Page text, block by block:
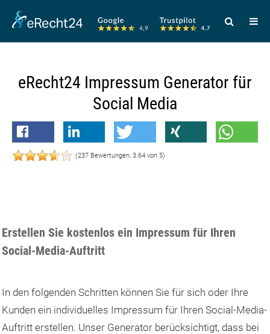
Verwende
Pfeile
oben
um
das
die
zu
eRecht24 Impressum Generator für
Social Media
(237 Bewertungen, 3.64 von 5)
Erstellen Sie kostenlos ein Impressum für Ihren
Social-Media-Auftritt
In den folgenden Schritten können Sie für sich oder Ihre
Kunden ein individuelles Impressum für Ihren Social-Media-
Auftritt erstellen. Unser Generator berücksichtigt, dass bei